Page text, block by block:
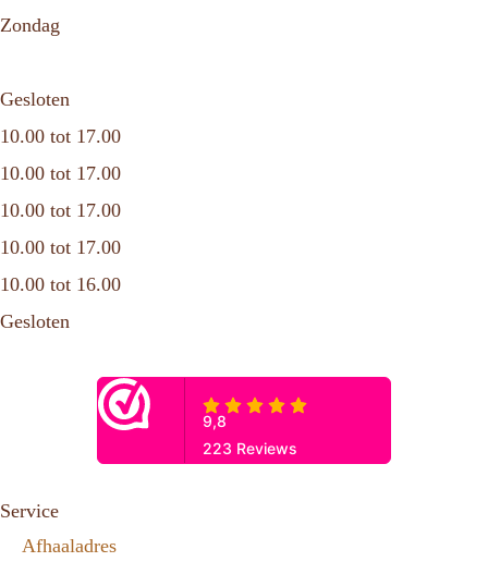
Zondag
Gesloten
10.00 tot 17.00
10.00 tot 17.00
10.00 tot 17.00
10.00 tot 17.00
10.00 tot 16.00
Gesloten
Service
Afhaaladres